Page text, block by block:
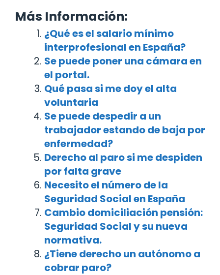
Más Información:
¿Qué es el salario mínimo
interprofesional en España?
Se puede poner una cámara en
el portal.
Qué pasa si me doy el alta
voluntaria
Se puede despedir a un
trabajador estando de baja por
enfermedad?
Derecho al paro si me despiden
por falta grave
Necesito el número de la
Seguridad Social en España
Cambio domiciliación pensión:
Seguridad Social y su nueva
normativa.
¿Tiene derecho un autónomo a
cobrar paro?